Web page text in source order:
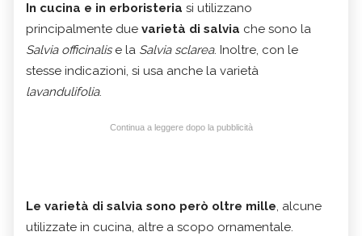
In cucina e in erboristeria si utilizzano
principalmente due varietà di salvia che sono la
Salvia officinalise la Salvia sclarea. Inoltre, con le
stesse indicazioni, si usa anche la varietà
lavandulifolia.
Continua a leggere dopo la pubblicità
Le varietà di salvia sono però oltre mille, alcune
utilizzate in cucina, altre a scopo ornamentale.